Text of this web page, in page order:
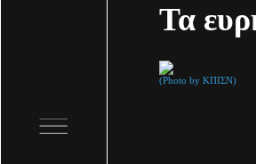
Τα
(Photo by ΚΠΙΣΝ)